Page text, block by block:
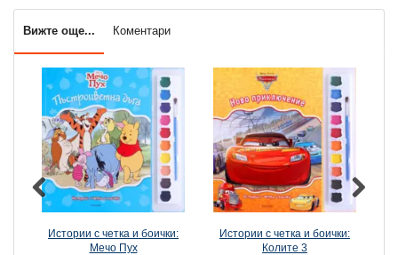
Вижте още... Коментари
Истории с четка и боички:
Мечо Пух
Истории с четка и боички:
Колите 3